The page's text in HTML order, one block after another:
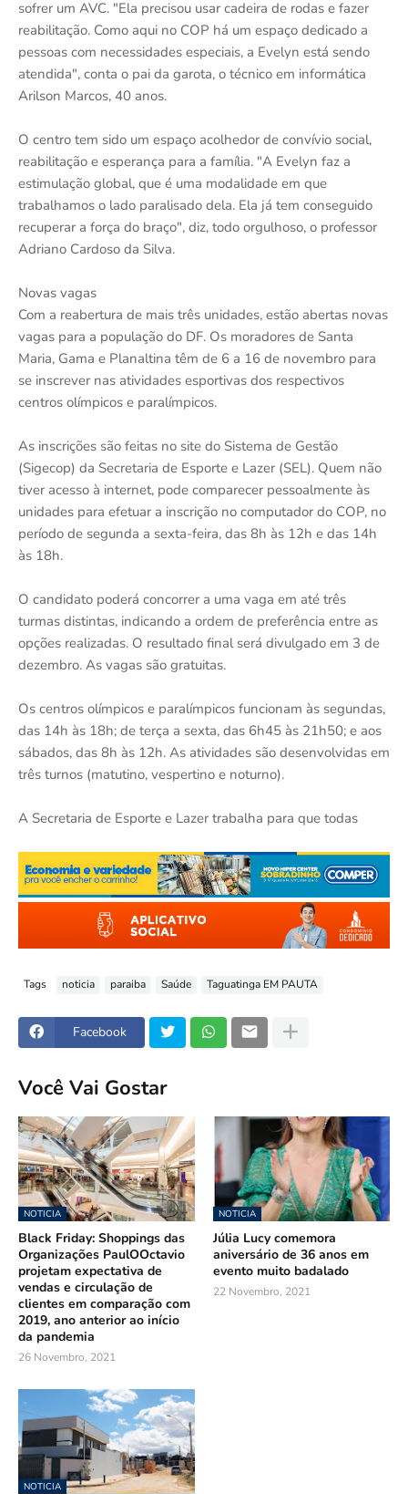
sofrer um AVC. "Ela precisou usar cadeira de rodas e fazer
reabilitação. Como aqui no COP há um espaço dedicado a
pessoas com necessidades especiais, a Evelyn está sendo
atendida", conta o pai da garota, o técnico em informática
Arilson Marcos, 40 anos.
O centro tem sido um espaço acolhedor de convívio social,
reabilitação e esperança para a família. "A Evelyn faz a
estimulação global, que é uma modalidade em que
trabalhamos o lado paralisado dela. Ela já tem conseguido
recuperar a força do braço", diz, todo orgulhoso, o professor
Adriano Cardoso da Silva.
Novas vagas
Com a reabertura de mais três unidades, estão abertas novas
vagas para a população do DF. Os moradores de Santa
Maria, Gama e Planaltina têm de 6 a 16 de novembro para
se inscrever nas atividades esportivas dos respectivos
centros olímpicos e paralímpicos.
As inscrições são feitas no site do Sistema de Gestão
(Sigecop) da Secretaria de Esporte e Lazer (SEL). Quem não
tiver acesso à internet, pode comparecer pessoalmente às
unidades para efetuar a inscrição no computador do COP, no
período de segunda a sexta-feira, das 8h às 12h e das 14h
às 18h.
O candidato poderá concorrer a uma vaga em até três
turmas distintas, indicando a ordem de preferência entre as
opções realizadas. O resultado final será divulgado em 3 de
dezembro. As vagas são gratuitas.
Os centros olímpicos e paralímpicos funcionam às segundas,
das 14h às 18h; de terça a sexta, das 6h45 às 21h50; e aos
sábados, das 8h às 12h. As atividades são desenvolvidas em
três turnos (matutino, vespertino e noturno).
A Secretaria de Esporte e Lazer trabalha para que todas
Tags noticia paraiba Saúde Taguatinga EM PAUTA
Facebook
Você Vai Gostar
NOTICIA
Black Friday: Shoppings das
Organizações PaulOOctavio
projetam expectativa de
vendas e circulação de
clientes em comparação com
2019, ano anterior ao início
da pandemia
26 Novembro, 2021
NOTICIA
Júlia Lucy comemora
aniversário de 36 anos em
evento muito badalado
22 Novembro, 2021
NOTICIA